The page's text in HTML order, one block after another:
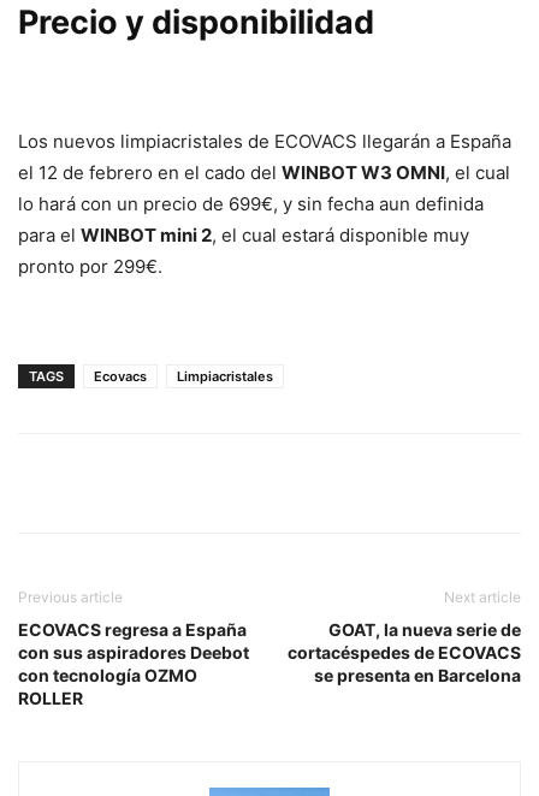
Precio y disponibilidad
Los nuevos limpiacristales de ECOVACS llegarán a España
el 12 de febrero en el cado del WINBOT W3 OMNI, el cual
lo hará con un precio de 699€, y sin fecha aun definida
para el WINBOT mini 2, el cual estará disponible muy
pronto por 299€.
TAGS Ecovacs Limpiacristales
Previous article
ECOVACS regresa a España
con sus aspiradores Deebot
con tecnología OZMO
ROLLER
Next article
GOAT, la nueva serie de
cortacéspedes de ECOVACS
se presenta en Barcelona